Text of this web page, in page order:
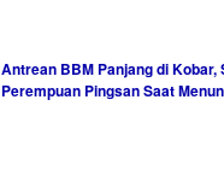
Antrean BBM Panjang di Kobar,
Perempuan Pingsan Saat